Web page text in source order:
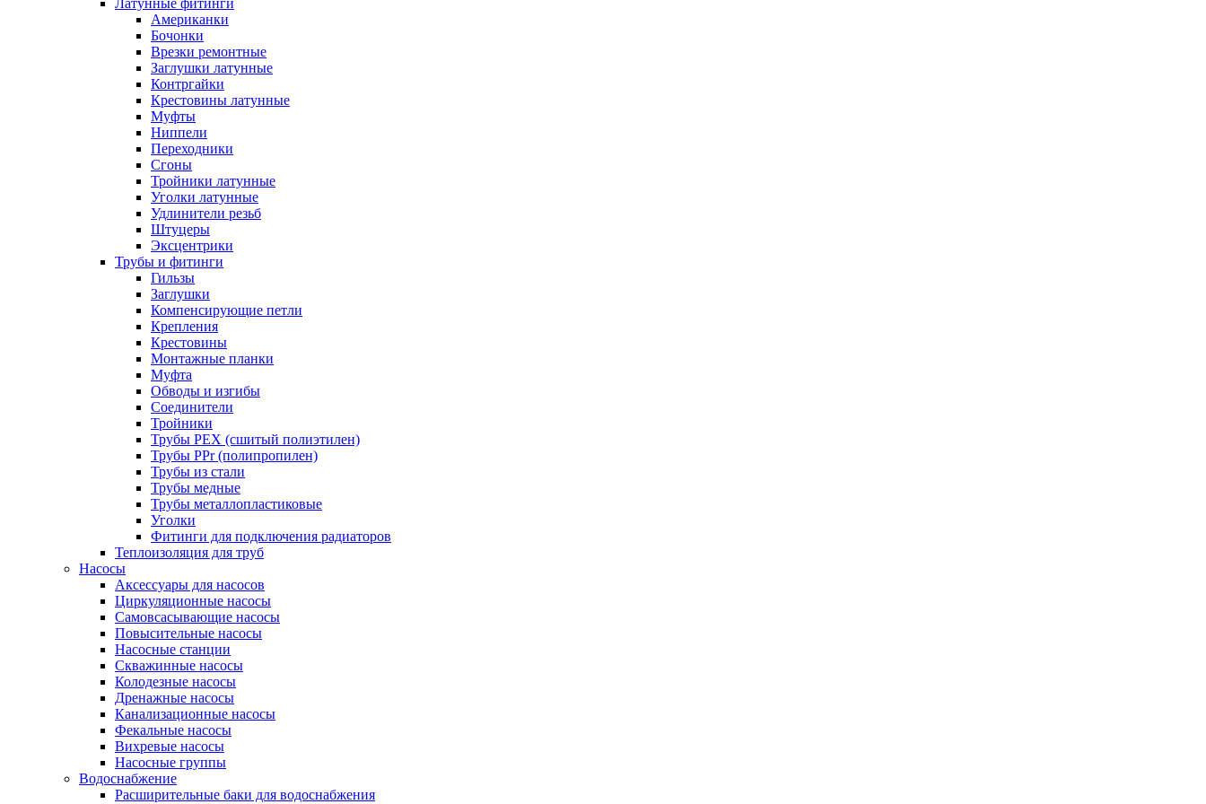
Латунные фитинги
Американки
Бочонки
Врезки ремонтные
Заглушки латунные
Контргайки
Крестовины латунные
Муфты
Ниппели
Переходники
Сгоны
Тройники латунные
Уголки латунные
Удлинители резьб
Штуцеры
Эксцентрики
Трубы и фитинги
Гильзы
Заглушки
Компенсирующие петли
Крепления
Крестовины
Монтажные планки
Муфта
Обводы и изгибы
Соединители
Тройники
Трубы PEX (сшитый полиэтилен)
Трубы PPr (полипропилен)
Трубы из стали
Трубы медные
Трубы металлопластиковые
Уголки
Фитинги для подключения радиаторов
Теплоизоляция для труб
Насосы
Аксессуары для насосов
Циркуляционные насосы
Самовсасывающие насосы
Повысительные насосы
Насосные станции
Скважинные насосы
Колодезные насосы
Дренажные насосы
Канализационные насосы
Фекальные насосы
Вихревые насосы
Насосные группы
Водоснабжение
Расширительные баки для водоснабжения